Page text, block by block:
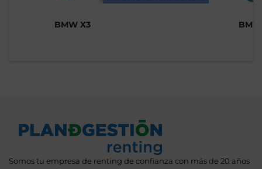
BMW X3
Somos tu empresa de renting de confianza con más de 20 años